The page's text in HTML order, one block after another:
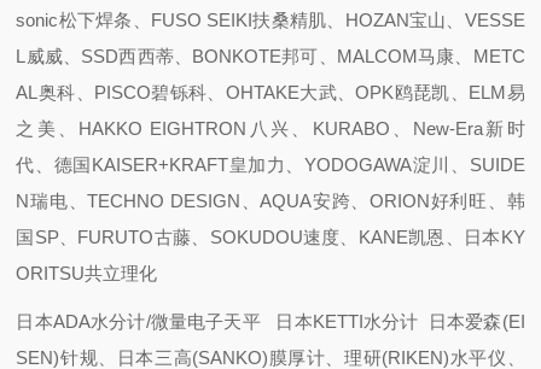
sonic松下焊条、FUSO SEIKI扶桑精肌、HOZAN宝山、VESSE
L威威、SSD西西蒂、BONKOTE邦可、MALCOM马康、METC
AL奥科、PISCO碧铄科、OHTAKE大武、OPK鸥琵凯、ELM易
之美、HAKKO EIGHTRON八兴、KURABO、New-Era新时
代、德国KAISER+KRAFT皇加力、YODOGAWA淀川、SUIDE
N瑞电、TECHNO DESIGN、AQUA安跨、ORION好利旺、韩
国SP、FURUTO古藤、SOKUDOU速度、KANE凯恩、日本KY
ORITSU共立理化
日本ADA水分计/微量电子天平 日本KETTI水分计 日本爱森(EI
SEN)针规、日本三高(SANKO)膜厚计、理研(RIKEN)水平仪、